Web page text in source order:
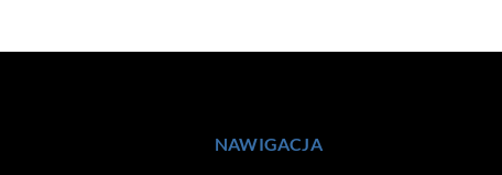
NAWIGACJA